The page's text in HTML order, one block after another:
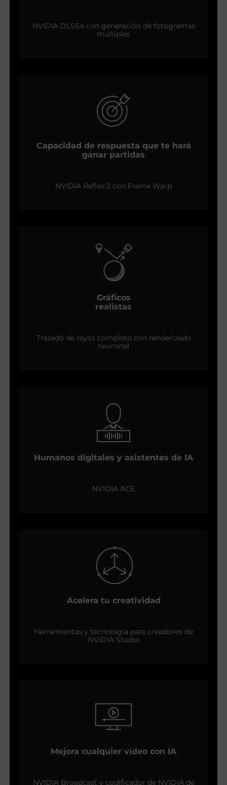
NVIDIA DLSS4 con generación de fotogramas
múltiples
Capacidad de respuesta que te hará
ganar partidas
NVIDIA Reflex 2 con Frame Warp
Gráficos
realistas
Trazado de rayos completo con renderizado
neuronal
Humanos digitales y asistentes de IA
NVIDIA ACE
Acelera tu creatividad
Herramientas y tecnología para creadores de
NVIDIA Studio
Mejora cualquier vídeo con IA
NVIDIA Broadcast y codificador de NVIDIA de